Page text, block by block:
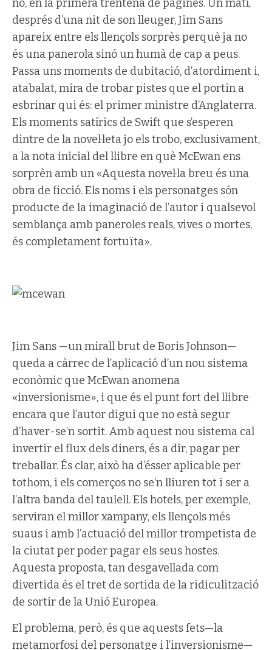
no, en la primera trentena de pàgines. Un matí,
després d’una nit de son lleuger, Jim Sans
apareix entre els llençols sorprès perquè ja no
és una panerola sinó un humà de cap a peus.
Passa uns moments de dubitació, d’atordiment i,
atabalat, mira de trobar pistes que el portin a
esbrinar qui és: el primer ministre d’Anglaterra.
Els moments satírics de Swift que s’esperen
dintre de la novel·leta jo els trobo, exclusivament,
a la nota inicial del llibre en què McEwan ens
sorprèn amb un «Aquesta novel·la breu és una
obra de ficció. Els noms i els personatges són
producte de la imaginació de l’autor i qualsevol
semblança amb paneroles reals, vives o mortes,
és completament fortuïta».
Jim Sans —un mirall brut de Boris Johnson—
queda a càrrec de l’aplicació d’un nou sistema
econòmic que McEwan anomena
«inversionisme», i que és el punt fort del llibre
encara que l’autor digui que no està segur
d’haver-se’n sortit. Amb aquest nou sistema cal
invertir el flux dels diners, és a dir, pagar per
treballar. És clar, això ha d’ésser aplicable per
tothom, i els comerços no se’n lliuren tot i ser a
l’altra banda del taulell. Els hotels, per exemple,
serviran el millor xampany, els llençols més
suaus i amb l’actuació del millor trompetista de
la ciutat per poder pagar els seus hostes.
Aquesta proposta, tan desgavellada com
divertida és el tret de sortida de la ridiculització
de sortir de la Unió Europea.
El problema, però, és que aquests fets—la
metamorfosi del personatge i l’inversionisme—